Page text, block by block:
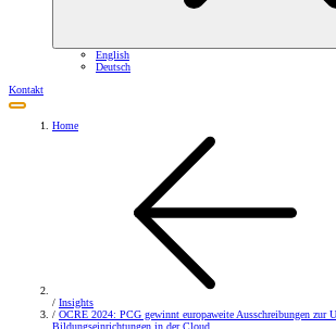
English
Deutsch
Kontakt
Home
/ Insights
/ OCRE 2024: PCG gewinnt europaweite Ausschreibungen zur